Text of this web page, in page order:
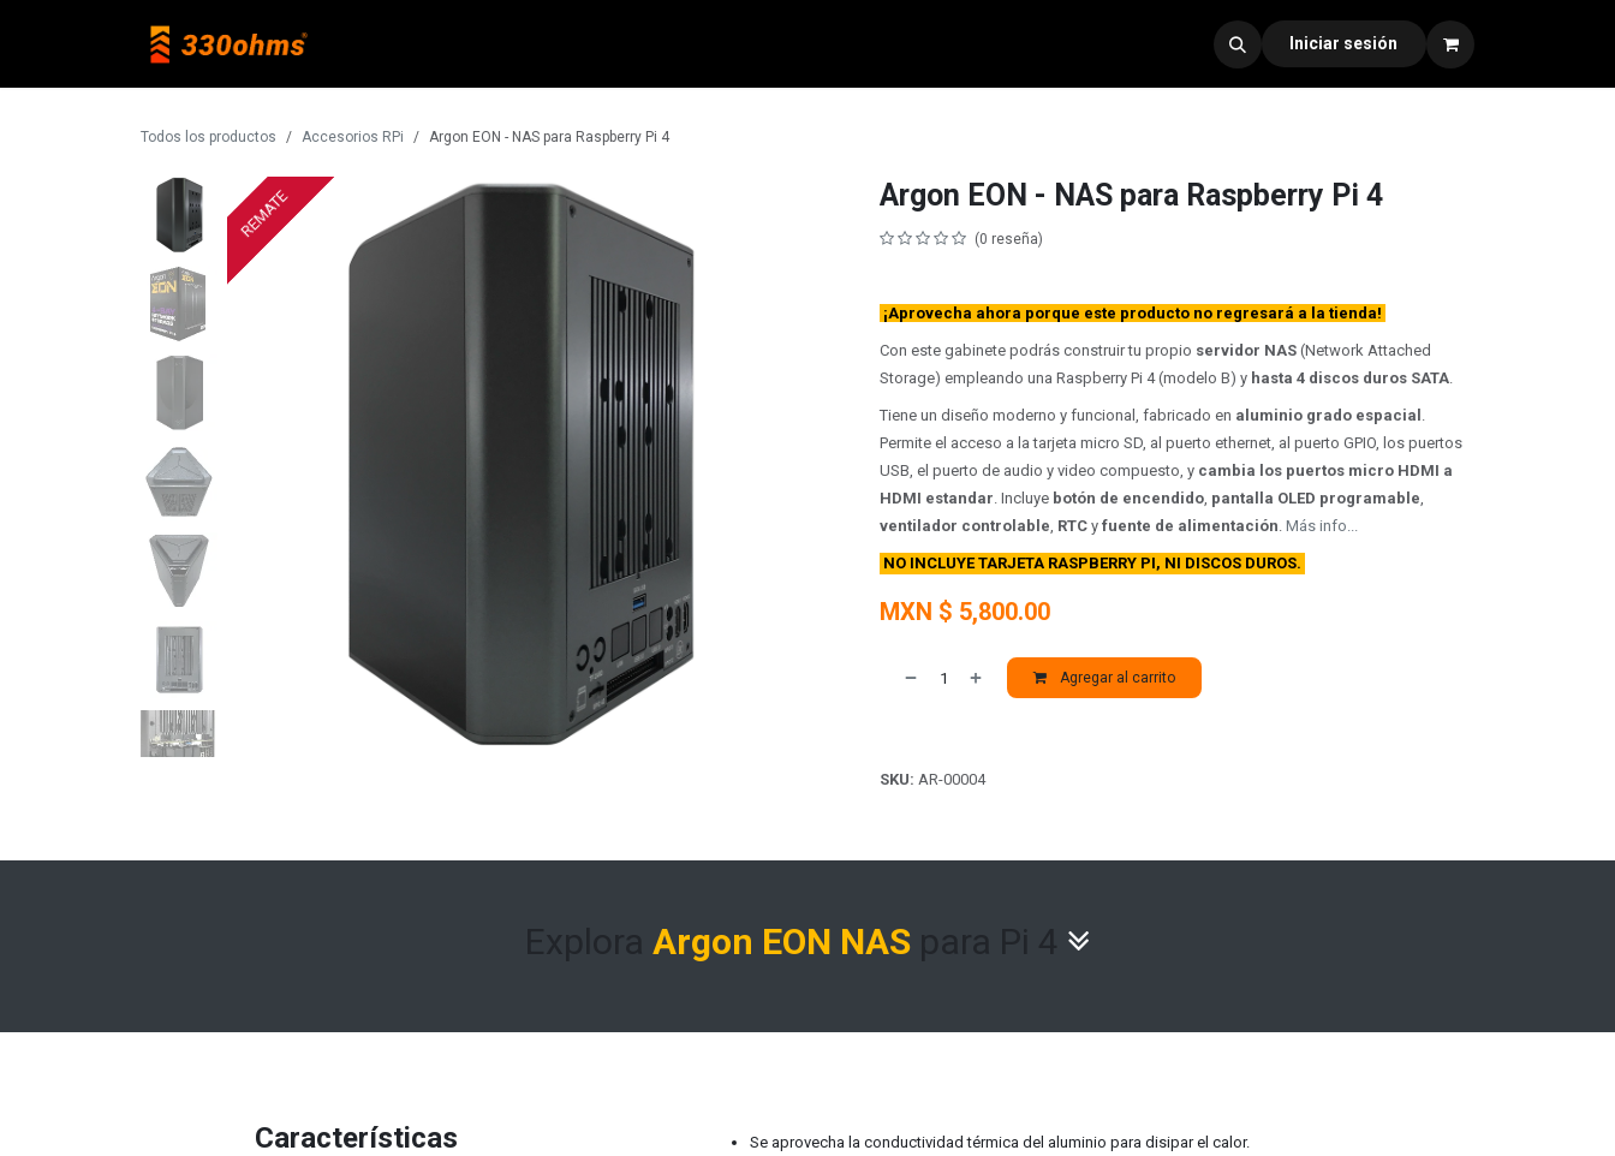
Iniciar sesión
Todos los productos Accesorios RPi Argon EON - NAS para Raspberry Pi 4
REMATE
REMATE Argon EON - NAS para Raspberry Pi 4
(0 reseña)
¡Aprovecha ahora porque este producto no regresará a la tienda!
Con este gabinete podrás construir tu propio servidor NAS (Network Attached
Storage) empleando una Raspberry Pi 4 (modelo B) y hasta 4 discos duros SATA.
Tiene un diseño moderno y funcional, fabricado en aluminio grado espacial .
Permite el acceso a latarjeta micro SD, al puerto ethernet, al puerto GPIO, los puertos
USB, el puerto de audio y video compuesto, y cambia los puertos micro HDMI a
HDMI estandar. Incluye botón de encendido, pantalla OLED programable,
ventilador controlable, RTC y fuente de alimentación. Más info...
NO INCLUYE TARJETA RASPBERRY PI, NI DISCOS DUROS.
MXN $ 5,800.00
Agregar al carrito
SKU: AR-00004
Explora Argon EON NAS para Pi 4
Características
Se aprovecha la conductividad térmica del aluminio para disipar el calor.